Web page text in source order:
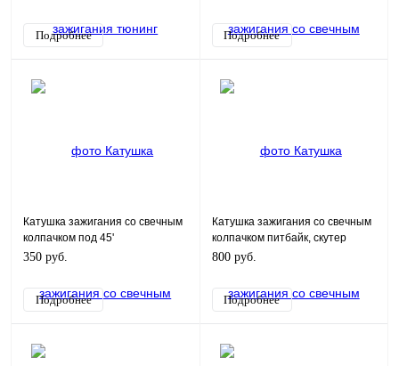
Подробнее Подробнее
Катушка зажигания со свечным
колпачком под 45'
350 руб.
Подробнее
Катушка зажигания со свечным
колпачком питбайк, скутер
универсальная оранж
800 руб.
Подробнее